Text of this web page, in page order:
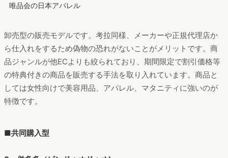
唯品会の日本アパレル
卸売型の販売モデルです。考拉同様、メーカーや正規代理店か
ら仕入れをするため偽物の恐れがないことがメリットです。商
品ジャンルが他ECよりも絞られており、期間限定で割引価格等
の特典付きの商品を販売する手法を取り入れています。商品と
しては女性向けで美容用品、アパレル、マタニティに強いのが
特徴です。
■共同購入型